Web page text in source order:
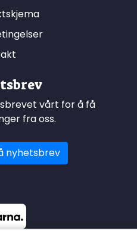
vårt for å få
fra oss.
nyhetsbrev